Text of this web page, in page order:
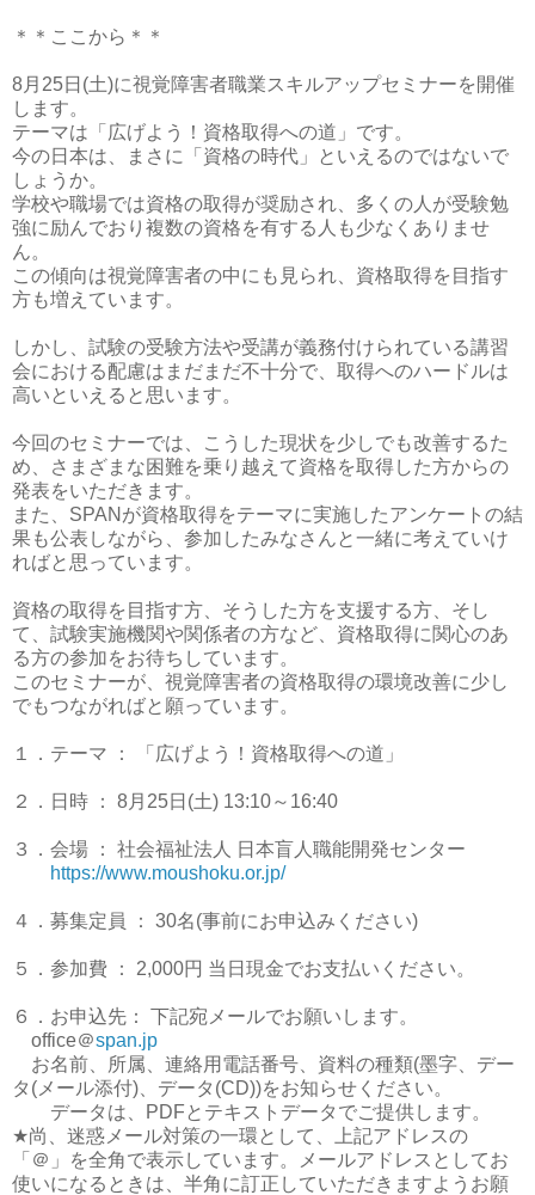
＊＊ここから＊＊
8月 25日 (土)に視覚障害者職業スキルアップセミナーを開催
します。
テーマは「広げよう！資格取得への道」です。
今の日本は、まさに「資格の時代」といえるのではないで
しょうか。
学校や職場では資格の取得が奨励され、多くの人が受験勉
強に励んでおり複数の資格を有する人も少なくありませ
ん。
この傾向は視覚障害者の中にも見られ、資格取得を目指す
方も増えています。
しかし、試験の受験方法や受講が義務付けられている講習
会における配慮はまだまだ不十分で、取得へのハードルは
高いといえると思います。
今回のセミナーでは、こうした現状を少しでも改善するた
め、さまざまな困難を乗り越えて資格を取得した方からの
発表をいただきます。
また、 SPAN が資格取得をテーマに実施したアンケートの結
果も公表しながら、参加したみなさんと一緒に考えていけ
ればと思っています。
資格の取得を目指す方、そうした方を支援する方、そし
て、試験実施機関や関係者の方など、資格取得に関心のあ
る方の参加をお待ちしています。
このセミナーが、視覚障害者の資格取得の環境改善に少し
でもつながればと願っています。
１．テーマ ： 「広げよう！資格取得への道」
２．日時 ： 8月 25日 (土) 13:10～ 16:40
３．会場 ： 社会福祉法人 日本盲人職能開発センター
https://www.moushoku.or.jp/
４．募集定員 ： 30名(事前にお申込みください)
５．参加費 ： 2,000円 当日現金でお支払いください。
６．お申込先： 下記宛メールでお願いします。
office＠span.jp
お名前、所属、連絡用電話番号、資料の種類(墨字、デー
タ ( メール添付) 、データ (CD))をお知らせください。
データは、
PDF とテキストデータでご提供します。
★尚、迷惑メール対策の一環として、上記アドレスの
「＠」を全角で表示しています。メールアドレスとしてお
使いになるときは、半角に訂正していただきますようお願